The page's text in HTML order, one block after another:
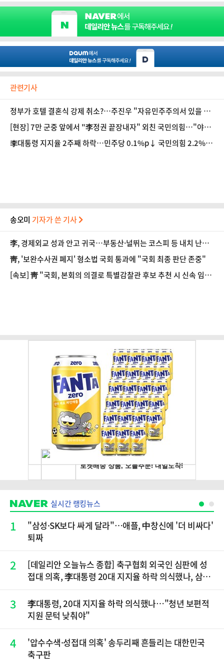
관련기사
정부가 호텔 결혼식 강제 취소?…주진우 "자유민주주의서 있을 수
없는 일"
[현장] 7만 군중 앞에서 "李정권 끝장내자" 외친 국민의힘…"야당
탄압 독재정치 멈춰라"
李대통령 지지율 2주째 하락…민주당 0.1%p↓ 국민의힘 2.2%p
송오미 기자가 쓴 기사
李, 경제외교 성과 안고 귀국…부동산·널뛰는 코스피 등 내치 난제
'첩첩산중'
靑, '보완수사권 폐지' 형소법 국회 통과에 "국회 최종 판단 존중"
[속보] 靑 "국회, 본회의 의결로 특별감찰관 후보 추천 시 신속 임
실시간 랭킹뉴스
1
"삼성·SK보다 싸게 달라"…애플, 中창신에 '더 비싸다'
퇴짜
2
[데일리안 오늘뉴스 종합] 축구협회 외국인 심판에 성
접대 의혹, 李대통령 20대 지지율 하락 의식했나, 삼전
재점화, 김민석 "과반 승리 가능성 99%" 등
3
李대통령, 20대 지지율 하락 의식했나…"청년 보편적
지원 문턱 낮춰야"
4
'압수수색·성접대 의혹' 송두리째 흔들리는 대한민국
축구판